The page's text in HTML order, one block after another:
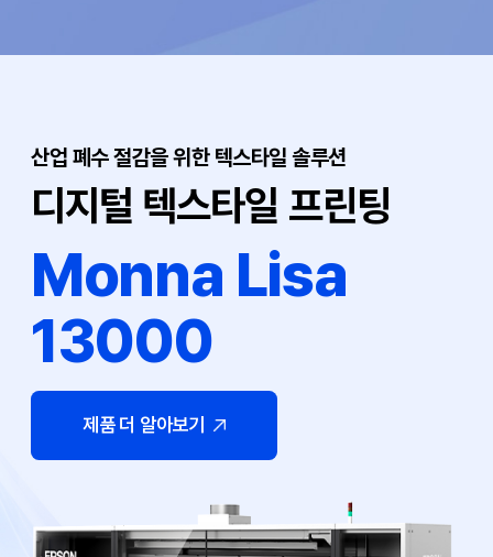
산업 폐수 절감을 위한 텍스타일 솔루션
디지털 텍스타일 프린팅
Monna Lisa
13000
제품 더 알아보기